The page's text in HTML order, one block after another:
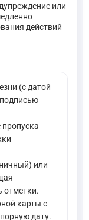
или
действий
(с датой
или
отметки.
карты с
дату.